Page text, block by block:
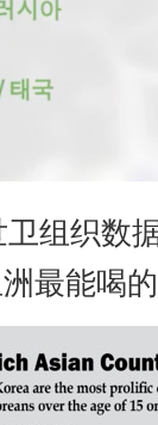
卫组织数
最能喝的